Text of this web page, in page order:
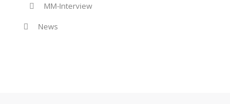
MM-Interview
News